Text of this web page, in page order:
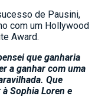
de Pausini,
com um Hollywood
Award.
que ganharia
a ganhar com uma
Que
à Sophia Loren e